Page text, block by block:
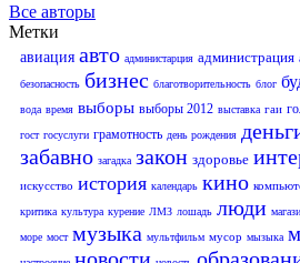
Все авторы
Метки
авиация авто администарция администрация
безопасность бизнес благотворительность блог
вода время выборы выборы 2012 выставка гаи
гост госуслуги грамотность день рождения
забавно загадка закон здоровье
искусство история календарь кино
критика культура курение ЛМЗ лошадь люди
море мост музыка мультфильм мусор мызыка